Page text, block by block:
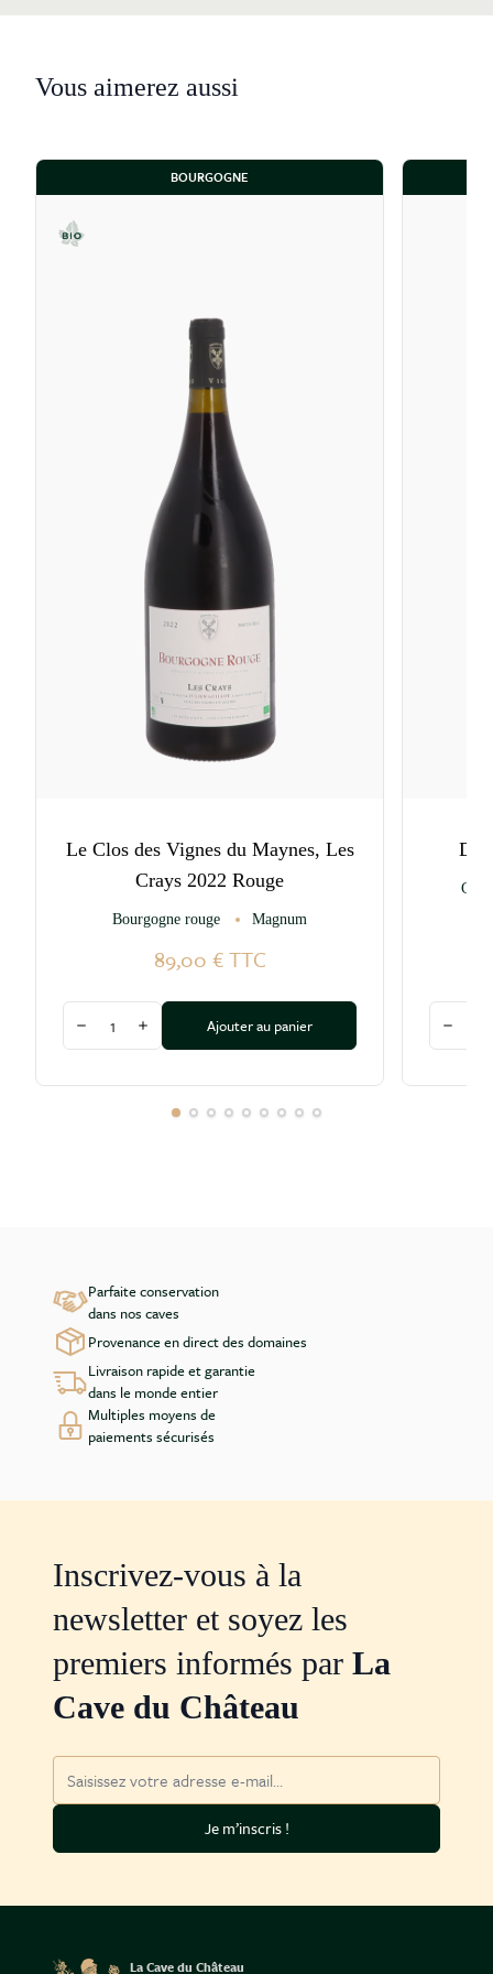
et précision technique.
Vous aimerez aussi
BOURGOGNE
Le Clos des Vignes du Maynes, Les
Crays 2022 Rouge
Bourgogne rouge Magnum
89,00 €TTC
Diminuer la quantité
Augmenter la quantité
Ajouter au panier
Parfaite conservation
dans nos caves
Provenance en direct des domaines
Livraison rapide et garantie
dans le monde entier
Multiples moyens de
paiements sécurisés
Inscrivez-vous à la
newsletter et soyez les
premiers informés par La
Cave du Château
Adresse mail
Je m’inscris !
La Cave du Château